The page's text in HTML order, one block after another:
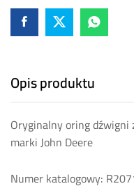
Opis produktu
Oryginalny oring dźwigni
marki John Deere
Numer katalogowy: